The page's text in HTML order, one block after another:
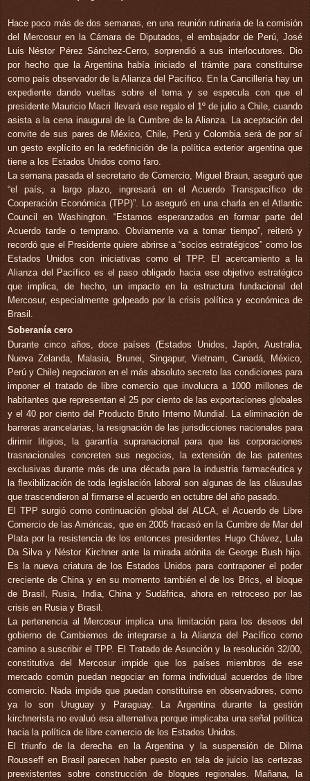
Hace poco más de dos semanas, en una reunión rutinaria de la comisión
del Mercosur en la Cámara de Diputados, el embajador de Perú, José
Luis Néstor Pérez Sánchez-Cerro, sorprendió a sus interlocutores. Dio
por hecho que la Argentina había iniciado el trámite para constituirse
como país observador de la Alianza del Pacífico. En la Cancillería hay un
expediente dando vueltas sobre el tema y se especula con que el
presidente Mauricio Macri llevará ese regalo el 1º de julio a Chile, cuando
asista a la cena inaugural de la Cumbre de la Alianza. La aceptación del
convite de sus pares de México, Chile, Perú y Colombia será de por sí
un gesto explícito en la redefinición de la política exterior argentina que
tiene a los Estados Unidos como faro.
La semana pasada el secretario de Comercio, Miguel Braun, aseguró que
“el país, a largo plazo, ingresará en el Acuerdo Transpacífico de
Cooperación Económica (TPP)”. Lo aseguró en una charla en el Atlantic
Council en Washington. “Estamos esperanzados en formar parte del
Acuerdo tarde o temprano. Obviamente va a tomar tiempo”, reiteró y
recordó que el Presidente quiere abrirse a “socios estratégicos” como los
Estados Unidos con iniciativas como el TPP. El acercamiento a la
Alianza del Pacífico es el paso obligado hacia ese objetivo estratégico
que implica, de hecho, un impacto en la estructura fundacional del
Mercosur, especialmente golpeado por la crisis política y económica de
Brasil.
Soberanía cero
Durante cinco años, doce países (Estados Unidos, Japón, Australia,
Nueva Zelanda, Malasia, Brunei, Singapur, Vietnam, Canadá, México,
Perú y Chile) negociaron en el más absoluto secreto las condiciones para
imponer el tratado de libre comercio que involucra a 1000 millones de
habitantes que representan el 25 por ciento de las exportaciones globales
y el 40 por ciento del Producto Bruto Interno Mundial. La eliminación de
barreras arancelarias, la resignación de las jurisdicciones nacionales para
dirimir litigios, la garantía supranacional para que las corporaciones
trasnacionales concreten sus negocios, la extensión de las patentes
exclusivas durante más de una década para la industria farmacéutica y
la flexibilización de toda legislación laboral son algunas de las cláusulas
que trascendieron al firmarse el acuerdo en octubre del año pasado.
El TPP surgió como continuación global del ALCA, el Acuerdo de Libre
Comercio de las Américas, que en 2005 fracasó en la Cumbre de Mar del
Plata por la resistencia de los entonces presidentes Hugo Chávez, Lula
Da Silva y Néstor Kirchner ante la mirada atónita de George Bush hijo.
Es la nueva criatura de los Estados Unidos para contraponer el poder
creciente de China y en su momento también el de los Brics, el bloque
de Brasil, Rusia, India, China y Sudáfrica, ahora en retroceso por las
crisis en Rusia y Brasil.
La pertenencia al Mercosur implica una limitación para los deseos del
gobierno de Cambiemos de integrarse a la Alianza del Pacífico como
camino a suscribir el TPP. El Tratado de Asunción y la resolución 32/00,
constitutiva del Mercosur impide que los países miembros de ese
mercado común puedan negociar en forma individual acuerdos de libre
comercio. Nada impide que puedan constituirse en observadores, como
ya lo son Uruguay y Paraguay. La Argentina durante la gestión
kirchnerista no evaluó esa alternativa porque implicaba una señal política
hacia la política de libre comercio de los Estados Unidos.
El triunfo de la derecha en la Argentina y la suspensión de Dilma
Rousseff en Brasil parecen haber puesto en tela de juicio las certezas
preexistentes sobre construcción de bloques regionales. Mañana, la